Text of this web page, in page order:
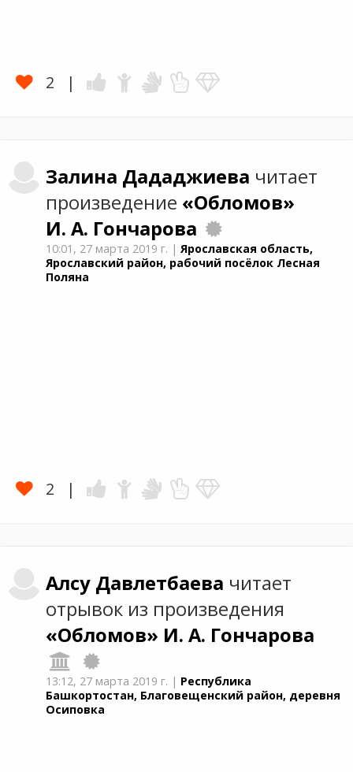
2
Залина Дададжиева читает
произведение «Обломов»
И. А. Гончарова
10:01, 27 марта 2019 г. |Ярославская область,
Ярославский район, рабочий посёлок Лесная
Поляна
2
Алсу Давлетбаева читает
отрывок из произведения
«Обломов» И. А. Гончарова
13:12, 27 марта 2019 г. | Республика
Башкортостан, Благовещенский район, деревня
Осиповка